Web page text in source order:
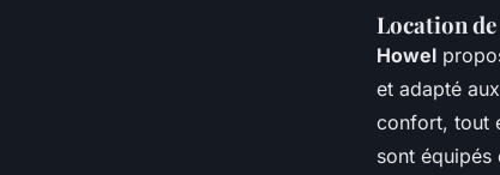
Location
Howel
et adapté
confort, tout
sont équipés